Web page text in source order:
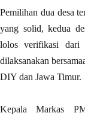
Pemilihan dua desa
yang solid, kedua
lolos verifikasi dari
dilaksanakan
DIY dan Jawa Timur.
Kepala Markas